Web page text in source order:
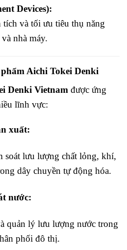
Devices):
tích và tối ưu tiêu thụ năng
nhà máy.
Aichi Tokei Denki
Denki Vietnam được ứng
lĩnh vực:
xuất:
soát lưu lượng chất lỏng, khí,
dây chuyền tự động hóa.
nước:
quản lý lưu lượng nước trong
phối đô thị.